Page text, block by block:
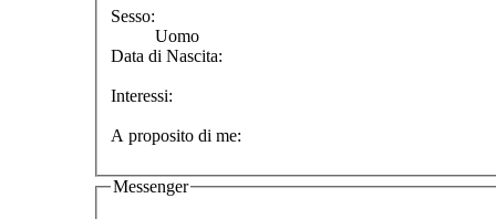
Sesso:
Uomo
Data di Nascita:
Interessi:
A proposito di me:
Messenger